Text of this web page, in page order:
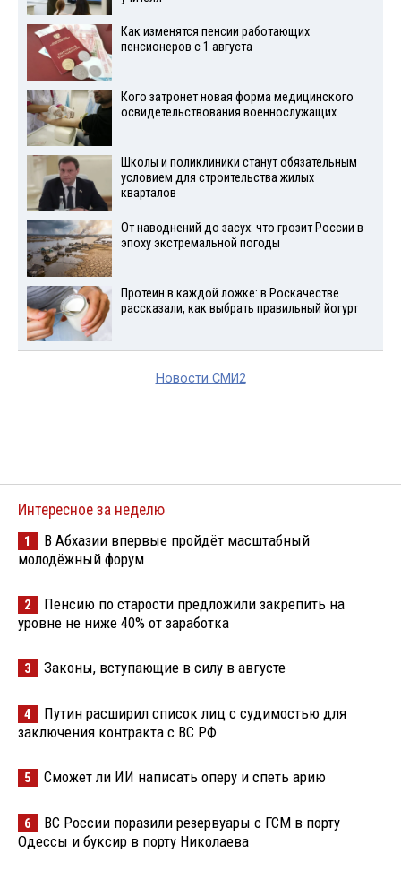
Как изменятся пенсии работающих
пенсионеров с 1 августа
Кого затронет новая форма медицинского
освидетельствования военнослужащих
Школы и поликлиники станут обязательным
условием для строительства жилых
кварталов
От наводнений до засух: что грозит России в
эпоху экстремальной погоды
Протеин в каждой ложке: в Роскачестве
рассказали, как выбрать правильный йогурт
Новости СМИ2
Интересное за неделю
1
В Абхазии впервые пройдёт масштабный
молодёжный форум
2
Пенсию по старости предложили закрепить на
уровне не ниже 40% от заработка
3 Законы, вступающие в силу в августе
4
Путин расширил список лиц с судимостью для
заключения контракта с ВС РФ
5 Сможет ли ИИ написать оперу и спеть арию
6
ВС России поразили резервуары с ГСМ в порту
Одессы и буксир в порту Николаева